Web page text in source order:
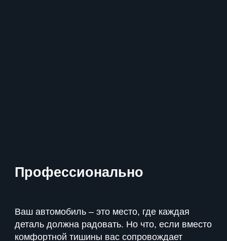
Профессионально
Ваш автомобиль – это место, где каждая
деталь должна радовать. Но что, если вместо
комфортной тишины вас сопровождает